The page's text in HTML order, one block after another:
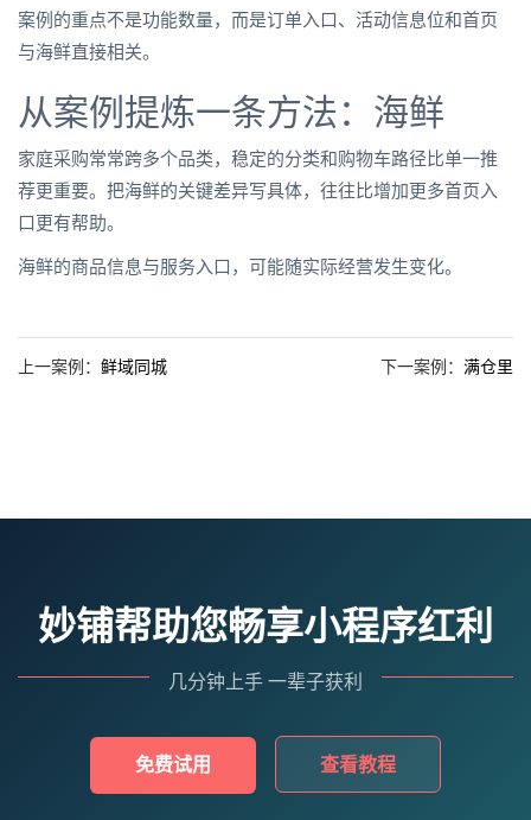
案例的重点不是功能数量，而是订单入口、活动信息位和首页
与海鲜直接相关。
从案例提炼一条方法：海鲜
家庭采购常常跨多个品类，稳定的分类和购物车路径比单一推
荐更重要。把海鲜的关键差异写具体，往往比增加更多首页入
口更有帮助。
海鲜的商品信息与服务入口，可能随实际经营发生变化。
上一案例： 鲜域同城 下一案例： 满仓里
妙铺帮助您畅享小程序红利
几分钟上手 一辈子获利
免费试用 查看教程